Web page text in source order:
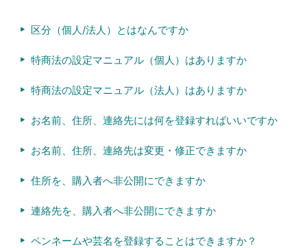
区分（個人/法人）とはなんですか
特商法の設定マニュアル（個人）はありますか
特商法の設定マニュアル（法人）はありますか
お名前、住所、連絡先には何を登録すればいいですか
お名前、住所、連絡先は変更・修正できますか
住所を、購入者へ非公開にできますか
連絡先を、購入者へ非公開にできますか
ペンネームや芸名を登録することはできますか？